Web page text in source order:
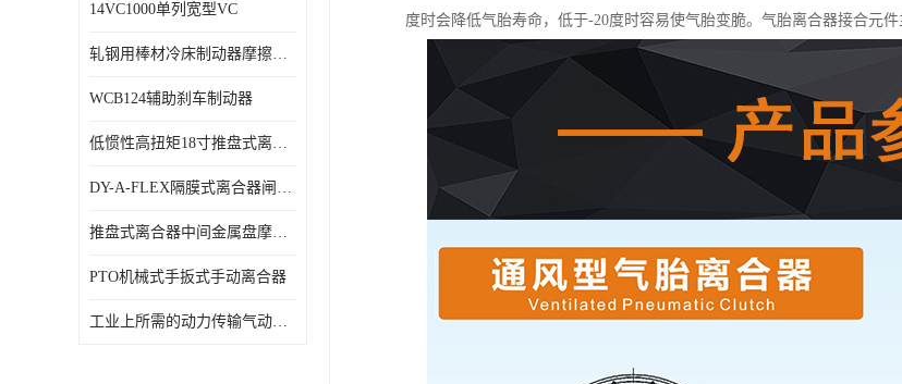
14VC1000单列宽型VC
轧钢用棒材冷床制动器摩擦片218
WCB124辅助刹车制动器
低惯性高扭矩18寸推盘式离合器中心盘齿盘W18-11-101
DY-A-FLEX隔膜式离合器闸瓦总成7015125A
推盘式离合器中间金属盘摩擦盘18寸
PTO机械式手扳式手动离合器
工业上所需的动力传输气动离合器WCB424
度时会降低气胎寿命，低于-20度时容易使气胎变脆。气胎离合器接合元件